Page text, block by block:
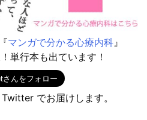
マンガで分かる心療内科』
単行本も出ています！
でお届けします。